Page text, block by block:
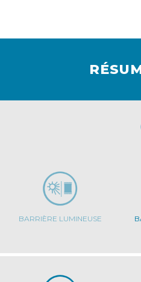
BARRIÈRE LUMINEUSE